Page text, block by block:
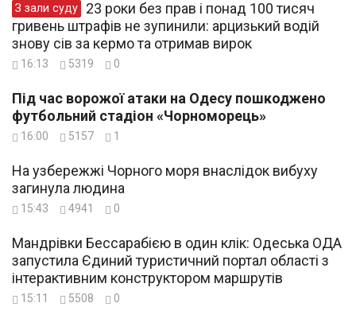
З зали суду
гривень штрафів не зупинили: арцизький водій
знову сів за кермо та отримав вирок
16:13 5319 0
Під час ворожої атаки на Одесу пошкоджено
футбольний стадіон «Чорноморець»
16:00 5157 1
На узбережжі Чорного моря внаслідок вибуху
загинула людина
15:43 4941 0
Мандрівки Бессарабією в один клік: Одеська ОДА
запустила Єдиний туристичний портал області з
інтерактивним конструктором маршрутів
15:11 5508 0